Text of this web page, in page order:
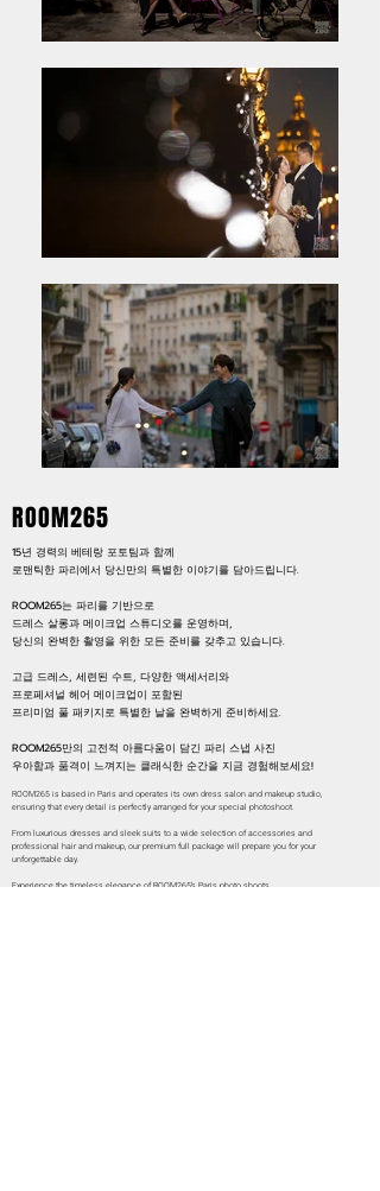
ROOM265
15년 경력의 베테랑 포토팀과 함께
로맨틱한 파리에서 당신만의 특별한 이야기를 담아드립니다.
ROOM265는 파리를 기반으로
드레스 살롱과 메이크업 스튜디오를 운영하며,
당신의 완벽한 촬영을 위한 모든 준비를 갖추고 있습니다.
고급 드레스, 세련된 수트, 다양한 액세서리와
프로페셔널 헤어 메이크업이 포함된
프리미엄 풀 패키지로 특별한 날을 완벽하게 준비하세요.
ROOM265만의 고전적 아름다움이 담긴 파리 스냅 사진
우아함과 품격이 느껴지는 클래식한 순간을 지금 경험해보세요!
ROOM265 is based in Paris and operates its own dress salon and makeup studio,
ensuring that every detail is perfectly arranged for your special photoshoot.
From luxurious dresses and sleek suits to a wide selection of accessories and
professional hair and makeup, our premium full package will prepare you for your
unforgettable day.
Experience the timeless elegance of ROOM265’s Paris photo shoots,